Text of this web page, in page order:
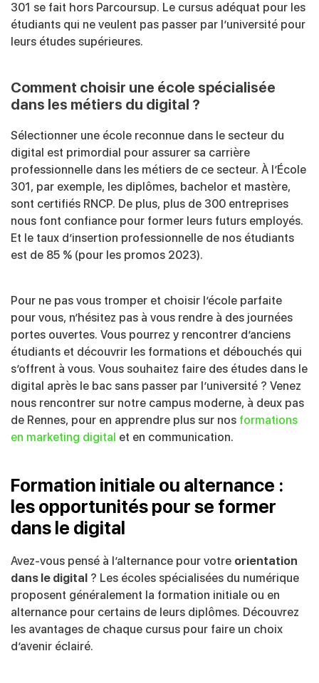
301 se fait hors Parcoursup. Le cursus adéquat pour les
étudiants qui ne veulent pas passer par l’université pour
leurs études supérieures.
Comment choisir une école spécialisée
dans les métiers du digital ?
Sélectionner une école reconnue dans le secteur du
digital est primordial pour assurer sa carrière
professionnelle dans les métiers de ce secteur. À l’École
301, par exemple, les diplômes, bachelor et mastère,
sont certifiés RNCP. De plus, plus de 300 entreprises
nous font confiance pour former leurs futurs employés.
Et le taux d’insertion professionnelle de nos étudiants
est de 85 % (pour les promos 2023).
Pour ne pas vous tromper et choisir l’école parfaite
pour vous, n’hésitez pas à vous rendre à des journées
portes ouvertes. Vous pourrez y rencontrer d’anciens
étudiants et découvrir les formations et débouchés qui
s’offrent à vous. Vous souhaitez faire des études dans le
digital après le bac sans passer par l’université ? Venez
nous rencontrer sur notre campus moderne, à deux pas
de Rennes, pour en apprendre plus sur nos formations
en marketing digital et en communication.
Formation initiale ou alternance :
les opportunités pour se former
dans le digital
Avez-vous pensé à l’alternance pour votre orientation
dans le digital ? Les écoles spécialisées du numérique
proposent généralement la formation initiale ou en
alternance pour certains de leurs diplômes. Découvrez
les avantages de chaque cursus pour faire un choix
d’avenir éclairé.